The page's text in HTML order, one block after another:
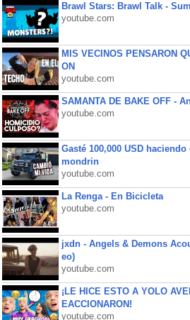
Brawl Stars: Brawl Talk -
youtube.com
MIS VECINOS PENSARON
ON
youtube.com
SAMANTA DE BAKE OFF -
youtube.com
Gasté 100,000 USD
mondrin
youtube.com
La Renga - En Bicicleta
youtube.com
jxdn - Angels & Demons
eo)
youtube.com
¡LE HICE ESTO A YOLO
EACCIONARON!
youtube.com